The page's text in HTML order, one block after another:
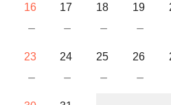
16
－
17
－
18
－
19
－
23
－
24
－
25
－
26
－